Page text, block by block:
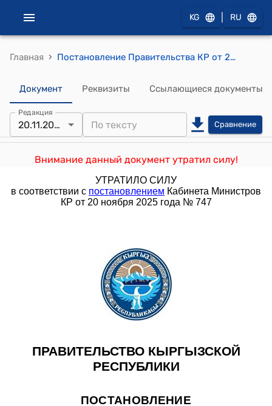
KG RU
Главная › Постановление Правительства КР от 27 января 2015 года № 24 "О вопросах заключения, действия и прекращения международных договоров Кыргызской Республики, а также их государственной регистрации и опубликования"
Документ Реквизиты Ссылающиеся документы
Редакция
20.11.2025 Сравнение
Внимание данный документ утратил силу!